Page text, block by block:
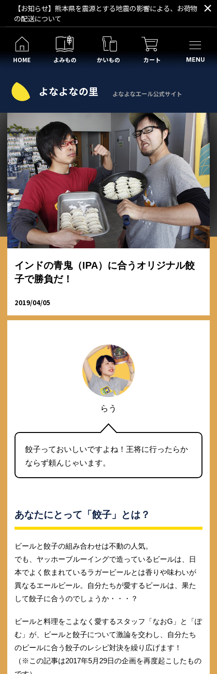
【お知らせ】熊本県を震源とする地震の影響による、お荷物
の配送について
HOME よみもの かいもの カート MENU
よなよなエール公式サイト
インドの青鬼（IPA）に合うオリジナル餃
子で勝負だ！
2019/04/05
らう
餃子っておいしいですよね！王将に行ったらか
ならず頼んじゃいます。
あなたにとって「餃子」とは？
ビールと餃子の組み合わせは不動の人気。
でも、ヤッホーブルーイングで造っているビールは、日
本でよく飲まれているラガービールとは香りや味わいが
異なるエールビール。自分たちが愛するビールは、果た
して餃子に合うのでしょうか・・・？
ビールと料理をこよなく愛するスタッフ「なおG」と「ぽ
む」が、ビールと餃子について激論を交わし、自分たち
のビールに合う餃子のレシピ対決を繰り広げます！
（※この記事は2017年5月29日の企画を再度起こしたもの